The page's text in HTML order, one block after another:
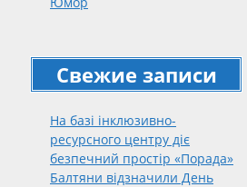
Свежие записи
На базі інклюзивно-
ресурсного центру діє
безпечний простір «Порада»
Балтяни відзначили День